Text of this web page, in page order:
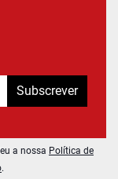
Subscrever
a nossa Política de
.